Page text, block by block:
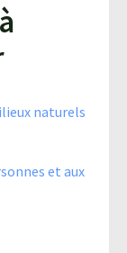
naturels
et aux